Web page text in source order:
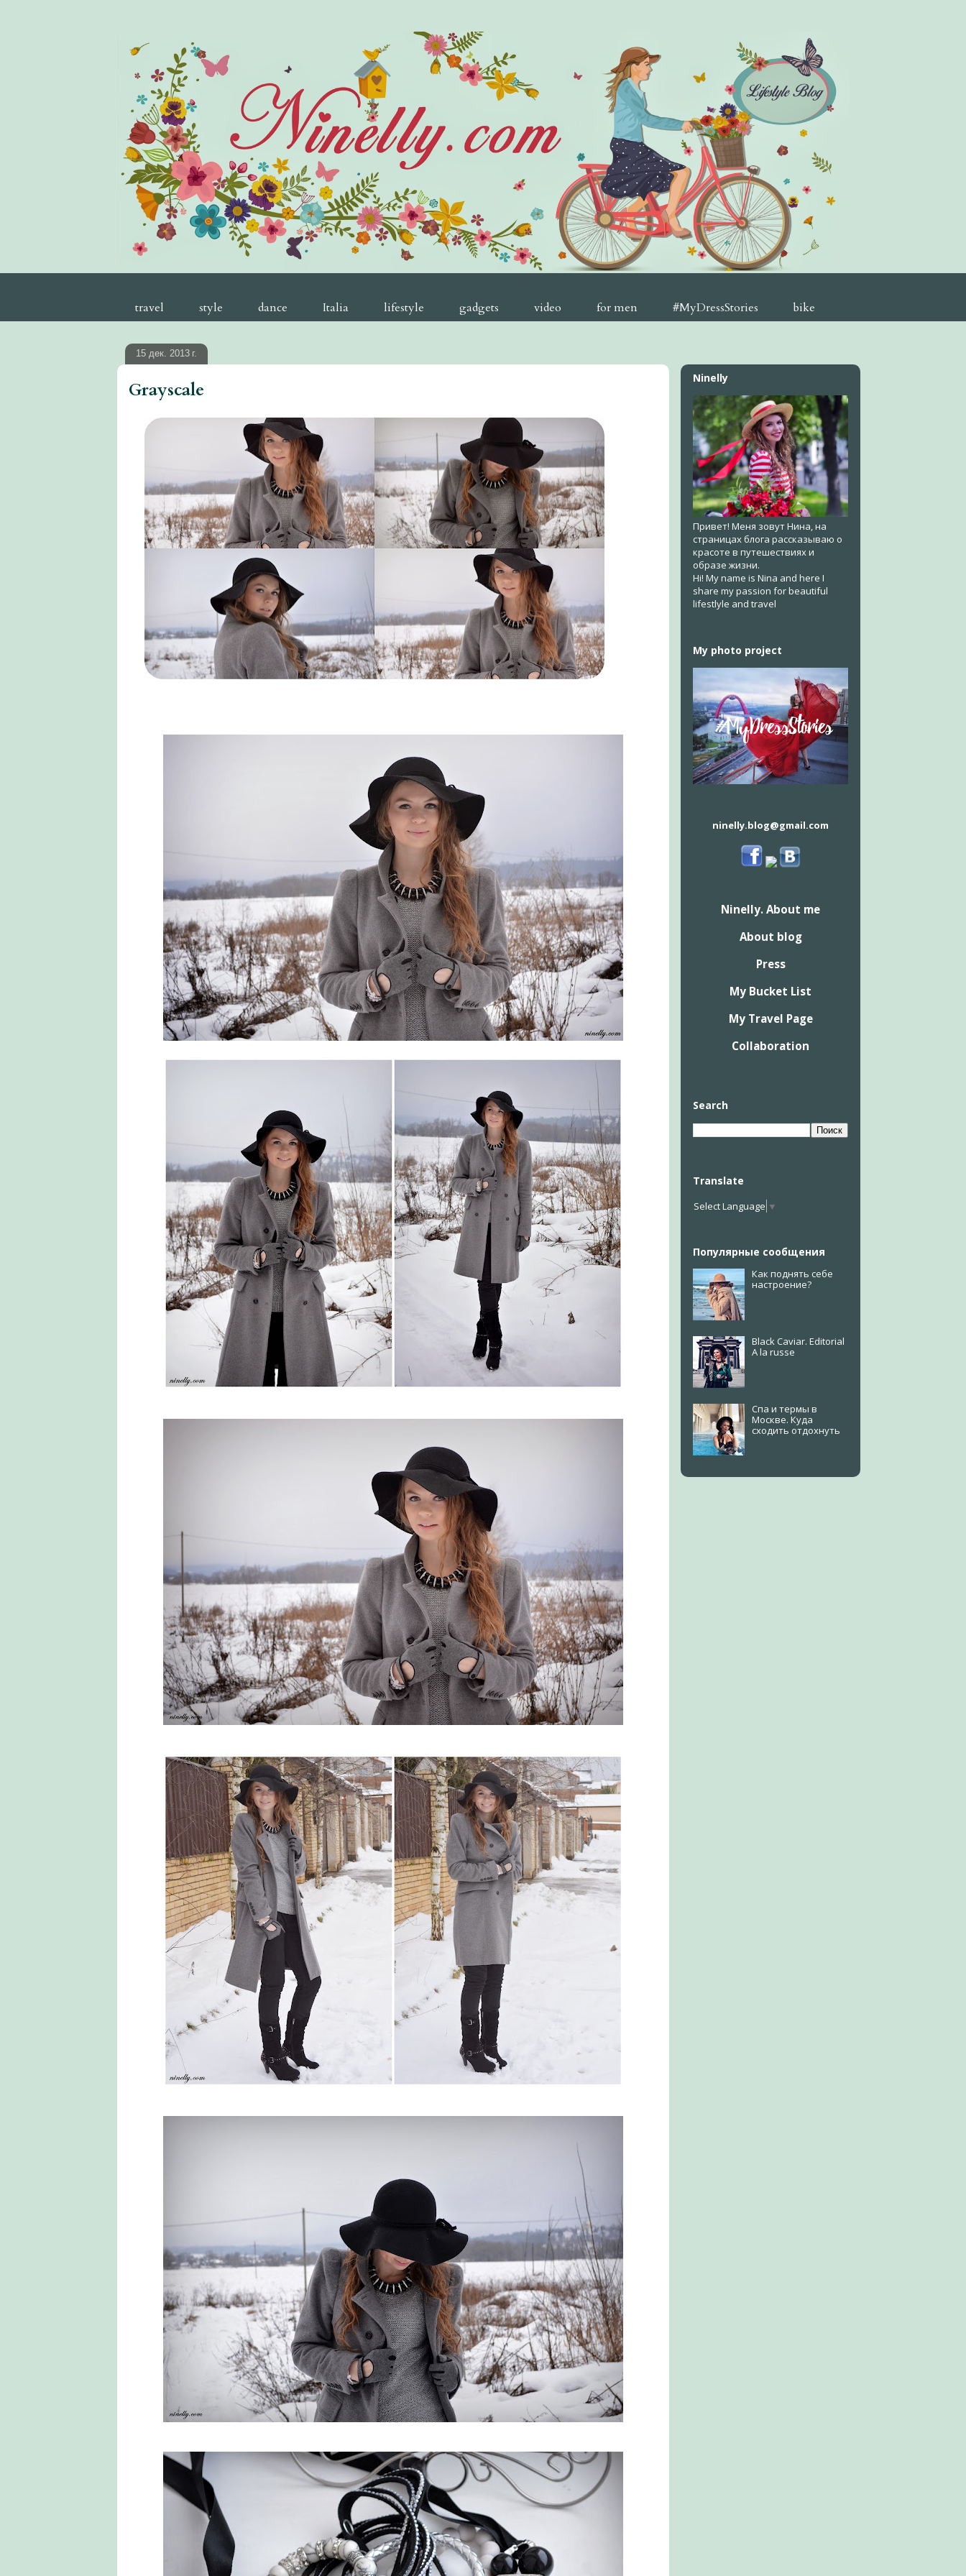
travel style dance Italia lifestyle gadgets video for men #MyDressStories bike
15 дек. 2013 г.
Grayscale
Ninelly
Привет! Меня зовут Нина, на
страницах блога рассказываю о
красоте в путешествиях и
образе жизни.
Hi! My name is Nina and here I
share my passion for beautiful
lifestlyle and travel
My photo project
ninelly.blog@gmail.com
Ninelly. About me
About blog
Press
My Bucket List
My Travel Page
Collaboration
Search
Translate
Select Language ▼
Популярные сообщения
Как поднять себе
настроение?
Black Caviar. Editorial
A la russe
Спа и термы в
Москве. Куда
сходить отдохнуть